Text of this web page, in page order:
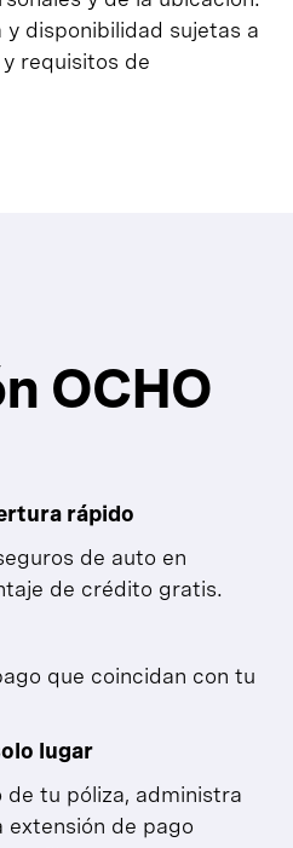
disponibilidad sujetas a
requisitos de
OCHO
rápido
de auto en
de crédito gratis.
que coincidan con tu
lugar
de tu póliza, administra
extensión de pago